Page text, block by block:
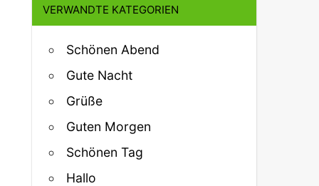
VERWANDTE KATEGORIEN
Schönen Abend
Gute Nacht
Grüße
Guten Morgen
Schönen Tag
Hallo